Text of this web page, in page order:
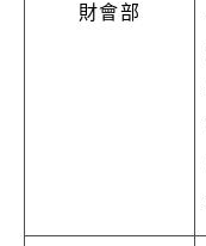
財會部